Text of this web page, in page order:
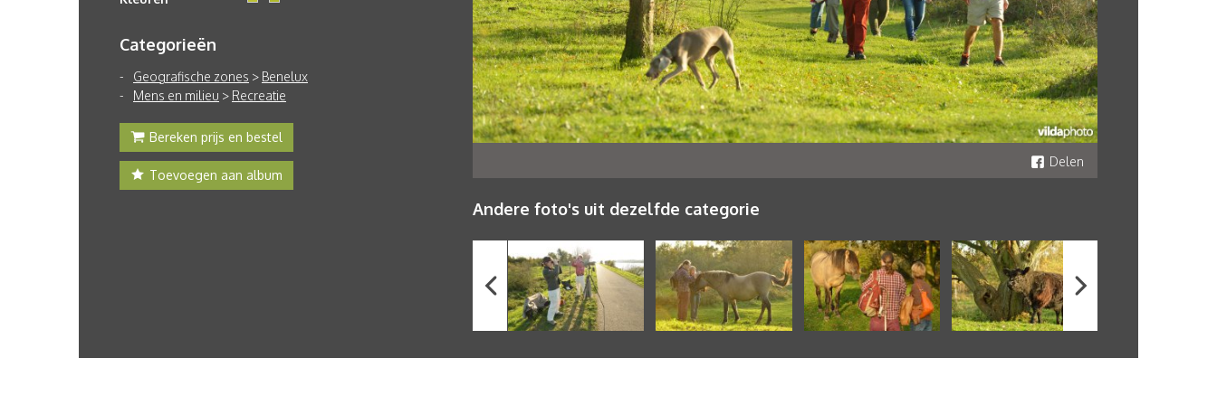
Categorieën
Geografische zones > Benelux
Mens en milieu > Recreatie
Bereken prijs en bestel
Toevoegen aan album
Delen
Andere foto's uit dezelfde categorie